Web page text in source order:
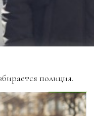
полиция.